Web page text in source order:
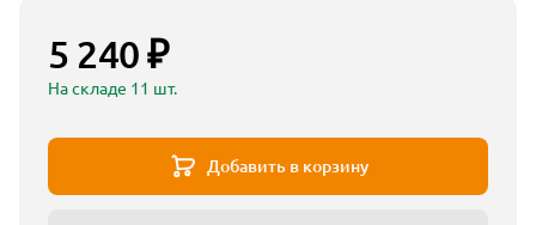
5 240 ₽
На складе 11 шт.
Добавить в корзину